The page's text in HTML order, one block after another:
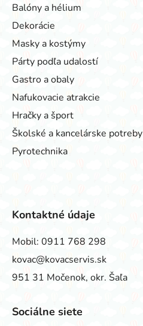
Balóny a hélium
Dekorácie
Masky a kostýmy
Párty podľa udalostí
Gastro a obaly
Nafukovacie atrakcie
Hračky a šport
Školské a kancelárske potreby
Pyrotechnika
Kontaktné údaje
Mobil: 0911 768 298
kovac@kovacservis.sk
951 31 Močenok, okr. Šaľa
Sociálne siete